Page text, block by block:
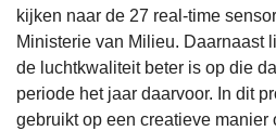
kijken naar de 27 real-time
Ministerie van Milieu. Daarnaast
de luchtkwaliteit beter is op die
periode het jaar daarvoor. In dit
gebruikt op een creatieve manier